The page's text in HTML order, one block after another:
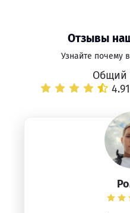
Отзывы
Узнайте почему
Общий